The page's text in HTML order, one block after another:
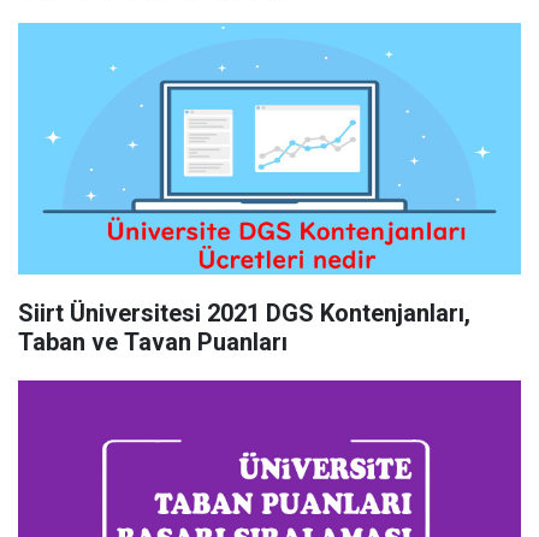
Siirt Üniversitesi 2021 DGS Kontenjanları,
Taban ve Tavan Puanları